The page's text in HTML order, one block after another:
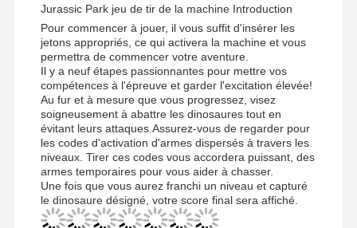
Jurassic Park jeu de tir de la machine Introduction
Pour commencer à jouer, il vous suffit d'insérer les
jetons appropriés, ce qui activera la machine et vous
permettra de commencer votre aventure.
Il y a neuf étapes passionnantes pour mettre vos
compétences à l'épreuve et garder l'excitation élevée!
Au fur et à mesure que vous progressez, visez
soigneusement à abattre les dinosaures tout en
évitant leurs attaques.Assurez-vous de regarder pour
les codes d'activation d'armes dispersés à travers les
niveaux. Tirer ces codes vous accordera puissant, des
armes temporaires pour vous aider à chasser.
Une fois que vous aurez franchi un niveau et capturé
le dinosaure désigné, votre score final sera affiché.